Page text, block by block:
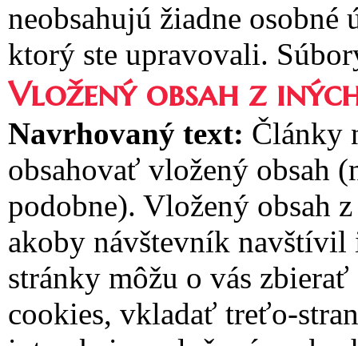
neobsahujú žiadne
ktorý ste upravovali.
Vložený obsah z
Navrhovaný text: Články
obsahovať vložený obsah
podobne). Vložený obsah
akoby návštevník
stránky môžu o vás
cookies, vkladať treťo-